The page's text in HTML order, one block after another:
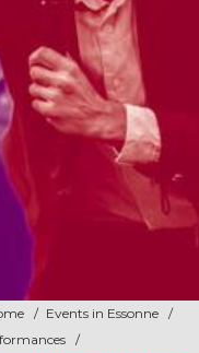
/ Events in Essonne
/
/